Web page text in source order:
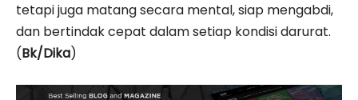
tetapi juga matang secara mental, siap mengabdi,
dan bertindak cepat dalam setiap kondisi darurat.
(Bk/Dika)